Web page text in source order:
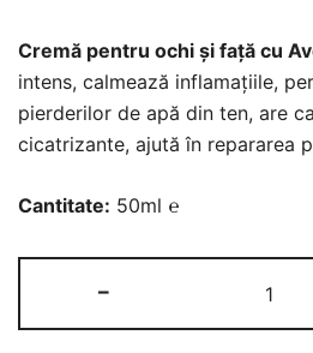
Cremă pentru ochi și față cu
intens, calmează inflamaţiile,
pierderilor de apă din ten, are
cicatrizante, ajută în repararea
Cantitate: 50ml ℮
-